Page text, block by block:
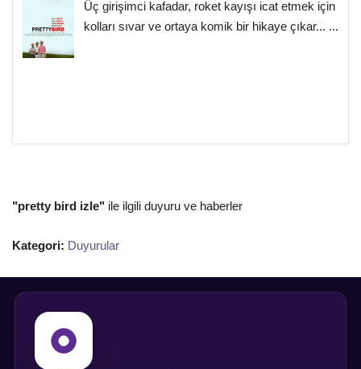
Üç girişimci kafadar, roket kayışı icat etmek için
kolları sıvar ve ortaya komik bir hikaye çıkar... ...
"pretty bird izle" ile ilgili duyuru ve haberler
Kategori: Duyurular